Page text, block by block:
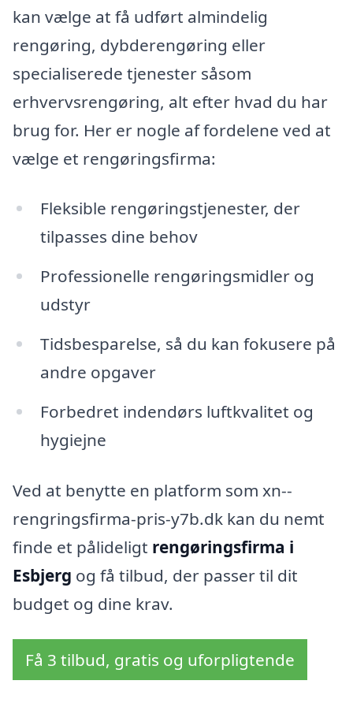
kan vælge at få udført almindelig
rengøring, dybderengøring eller
specialiserede tjenester såsom
erhvervsrengøring, alt efter hvad du har
brug for. Her er nogle af fordelene ved at
vælge et rengøringsfirma:
Fleksible rengøringstjenester, der
tilpasses dine behov
Professionelle rengøringsmidler og
udstyr
Tidsbesparelse, så du kan fokusere på
andre opgaver
Forbedret indendørs luftkvalitet og
hygiejne
Ved at benytte en platform som xn--
rengringsfirma-pris-y7b.dk kan du nemt
finde et pålideligt rengøringsfirma i
Esbjerg og få tilbud, der passer til dit
budget og dine krav.
Få 3 tilbud, gratis og uforpligtende